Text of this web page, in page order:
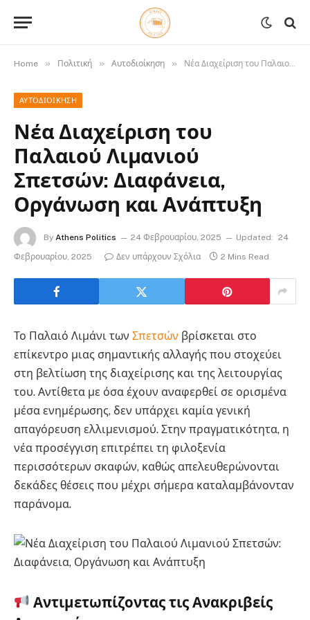
Home » Πολιτική » Αυτοδιοίκηση » Νέα Διαχείριση του Παλαιού Λιμανιού Σπετσών: Διαφάνεια, Οργάνωση και Ανάπτυξη
ΑΥΤΟΔΙΟΊΚΗΣΗ
Νέα Διαχείριση του
Παλαιού Λιμανιού
Σπετσών: Διαφάνεια,
Οργάνωση και Ανάπτυξη
By Athens Politics 24 Φεβρουαρίου, 2025 Updated: 24
Φεβρουαρίου, 2025
Δεν υπάρχουν Σχόλια 2 Mins Read
Το Παλαιό Λιμάνι των Σπετσών βρίσκεται στο
επίκεντρο μιας σημαντικής αλλαγής που στοχεύει
στη βελτίωση της διαχείρισης και της λειτουργίας
του. Αντίθετα με όσα έχουν αναφερθεί σε ορισμένα
μέσα ενημέρωσης, δεν υπάρχει καμία γενική
απαγόρευση ελλιμενισμού. Στην πραγματικότητα, η
νέα προσέγγιση επιτρέπει τη φιλοξενία
περισσότερων σκαφών, καθώς απελευθερώνονται
δεκάδες θέσεις που μέχρι σήμερα καταλαμβάνονταν
παράνομα.
Αντιμετωπίζοντας τις Ανακριβείς